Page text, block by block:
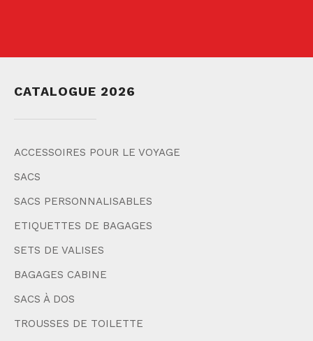
CATALOGUE 2026
ACCESSOIRES POUR LE VOYAGE
SACS
SACS PERSONNALISABLES
ETIQUETTES DE BAGAGES
SETS DE VALISES
BAGAGES CABINE
SACS À DOS
TROUSSES DE TOILETTE